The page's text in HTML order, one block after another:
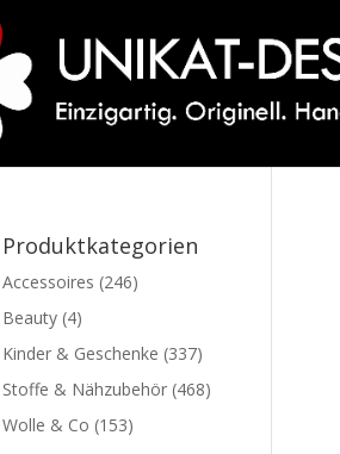
Produktkategorien
Accessoires (246)
Beauty (4)
Kinder & Geschenke (337)
Stoffe & Nähzubehör (468)
Wolle & Co (153)